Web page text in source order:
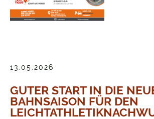
13.05.2026
GUTER START IN DIE
BAHNSAISON FÜR DEN